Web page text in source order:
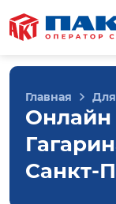
Главная
Санкт-